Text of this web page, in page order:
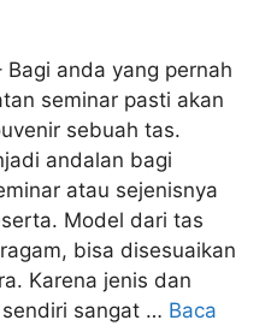
Bagi anda yang pernah
seminar pasti akan
sebuah tas.
andalan bagi
atau sejenisnya
Model dari tas
bisa disesuaikan
Karena jenis dan
sangat … Baca